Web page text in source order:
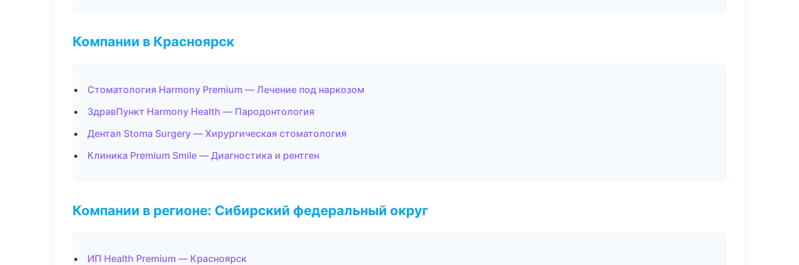
Компании в Красноярск
Стоматология Harmony Premium — Лечение под наркозом
ЗдравПункт Harmony Health — Пародонтология
Дентал Stoma Surgery — Хирургическая стоматология
Клиника Premium Smile — Диагностика и рентген
Компании в регионе: Сибирский федеральный округ
ИП Health Premium — Красноярск